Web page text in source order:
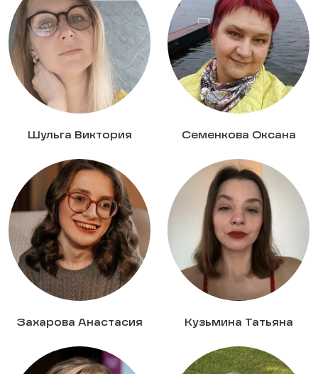
Шульга Виктория Семенкова Оксана
Захарова Анастасия Кузьмина Татьяна